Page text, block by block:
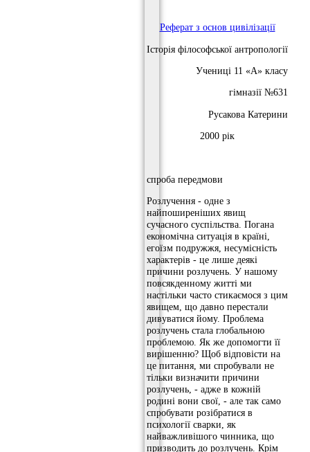
Реферат з основ цивілізації
Історія філософської антропології
Учениці 11 «А» класу
гімназії №631
Русакова Катерини
2000 рік
спроба передмови
Розлучення - одне з
найпоширеніших явищ
сучасного суспільства. Погана
економічна ситуація в країні,
егоїзм подружжя, несумісність
характерів - це лише деякі
причини розлучень. У нашому
повсякденному житті ми
настільки часто стикаємося з цим
явищем, що давно перестали
дивуватися йому. Проблема
розлучень стала глобальною
проблемою. Як же допомогти її
вирішенню? Щоб відповісти на
це питання, ми спробували не
тільки визначити причини
розлучень, - адже в кожній
родині вони свої, - але так само
спробувати розібратися в
психології сварки, як
найважливішого чинника, що
призводить до розлучень. Крім